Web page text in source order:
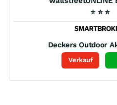
⭐ ⭐ ⭐
Deckers Outdoor
Verkauf